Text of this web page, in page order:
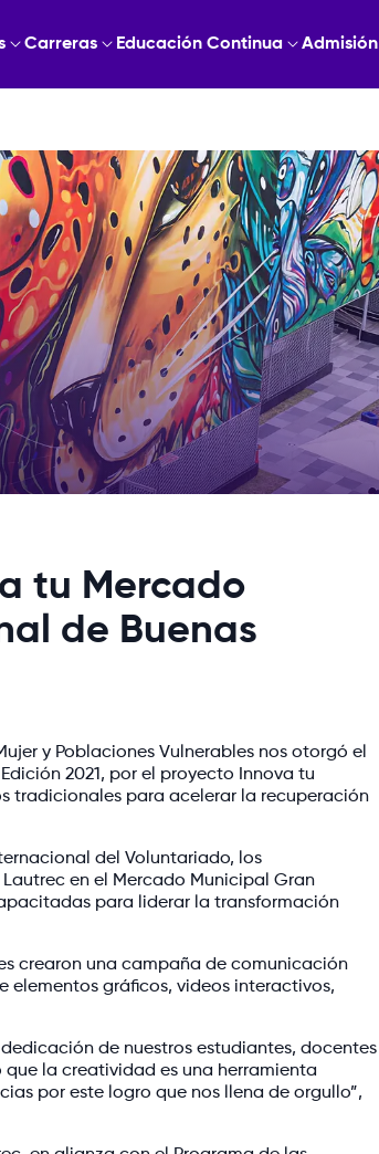
Carreras Educación Continua Admisión
tu Mercado
de Buenas
y Poblaciones Vulnerables nos otorgó el
2021, por el proyecto Innova tu
tradicionales para acelerar la recuperación
del Voluntariado, los
en el Mercado Municipal Gran
para liderar la transformación
crearon una campaña de comunicación
elementos gráficos, videos interactivos,
de nuestros estudiantes, docentes
la creatividad es una herramienta
por este logro que nos llena de orgullo”,